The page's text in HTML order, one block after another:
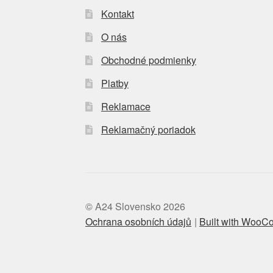
Kontakt
O nás
Obchodné podmienky
Platby
Reklamace
Reklamačný poriadok
© A24 Slovensko 2026
Ochrana osobních údajů
Built with